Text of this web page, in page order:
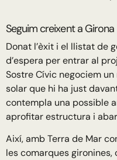
Seguim creixent a Girona
Donat l’èxit i el llistat de
d’espera per entrar al
Sostre Cívic negociem
solar que hi ha just
contempla una possible
aprofitar estructura i
Així, amb Terra de Mar
les comarques